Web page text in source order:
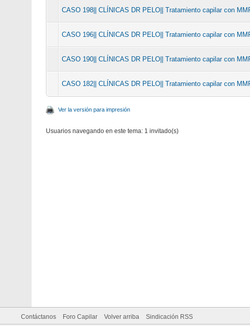
CASO 198|| CLÍNICAS DR PELO|| Tratamiento capilar con
CASO 196|| CLÍNICAS DR PELO|| Tratamiento capilar con
CASO 190|| CLÍNICAS DR PELO|| Tratamiento capilar con
CASO 182|| CLÍNICAS DR PELO|| Tratamiento capilar con
Ver la versión para impresión
Usuarios navegando en este tema: 1 invitado(s)
Contáctanos Foro Capilar Volver arriba Sindicación RSS